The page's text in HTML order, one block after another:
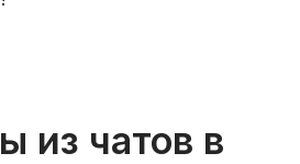
из чатов в